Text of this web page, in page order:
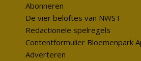
Abonneren
De vier beloftes van NWST
Redactionele spelregels
Contentformulier Bloemenpark
Adverteren